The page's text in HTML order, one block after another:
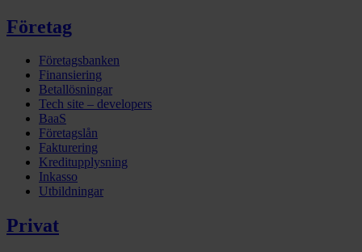
Företag
Företagsbanken
Finansiering
Betallösningar
Tech site – developers
BaaS
Företagslån
Fakturering
Kreditupplysning
Inkasso
Utbildningar
Privat